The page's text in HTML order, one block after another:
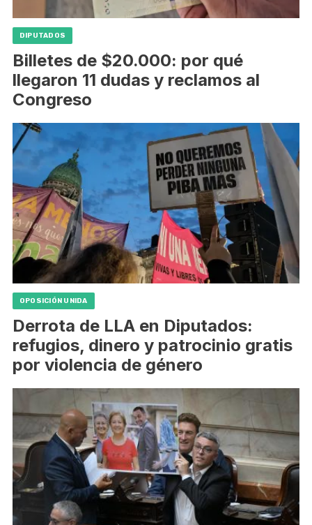
DIPUTADOS
Billetes de $20.000: por qué
llegaron 11 dudas y reclamos al
Congreso
OPOSICIÓN UNIDA
Derrota de LLA en Diputados:
refugios, dinero y patrocinio gratis
por violencia de género